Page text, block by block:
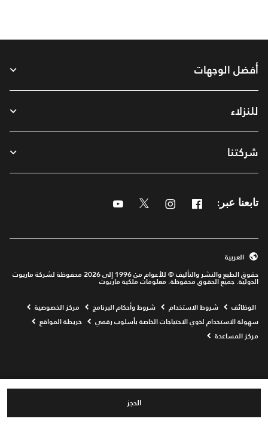
الحجز
أفضل الوجهات
للنزلاء
شركتنا
تابعنا عبر: Facebook
Instagram
Twitter
حقوق الطبع والنشر والتأليف © للأعوام من 1996 إلى 2026 محفوظة لشركة ماريوت
الدولية. جميع الحقوق محفوظة. معلومات ملكية ماريوت
العربية
الوظائف Opens a new window
شروط الاستخدام شروط وأحكام البرنامج
مركز الخصوصية
سهولة الاستخدام لذوي الاحتياجات الخاصة بأسلوب رقمي
خريطة المواقع
مركز المساعدة